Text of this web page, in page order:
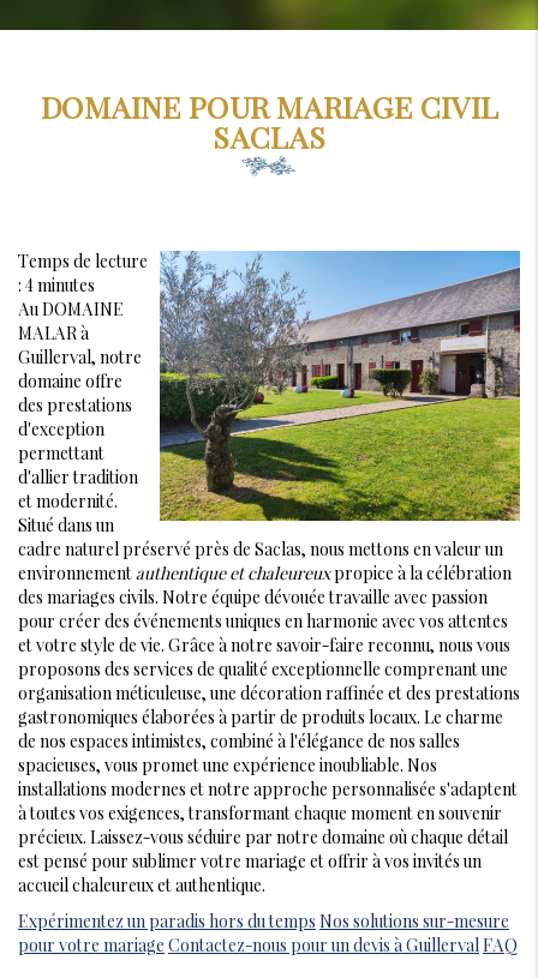
DOMAINE POUR MARIAGE CIVIL
SACLAS
Temps de lecture
: 4 minutes
Au DOMAINE
MALAR à
Guillerval, notre
domaine offre
des prestations
d'exception
permettant
d'allier tradition
et modernité.
Situé dans un
cadre naturel préservé près de Saclas, nous mettons en valeur un
environnement authentique et chaleureuxpropice à la célébration
des mariages civils. Notre équipe dévouée travaille avec passion
pour créer des événements uniques en harmonie avec vos attentes
et votre style de vie. Grâce à notre savoir-faire reconnu, nous vous
proposons des services de qualité exceptionnelle comprenant une
organisation méticuleuse, une décoration raffinée et des prestations
gastronomiques élaborées à partir de produits locaux. Le charme
de nos espaces intimistes, combiné à l'élégance de nos salles
spacieuses, vous promet une expérience inoubliable. Nos
installations modernes et notre approche personnalisée s'adaptent
à toutes vos exigences, transformant chaque moment en souvenir
précieux. Laissez-vous séduire par notre domaine où chaque détail
est pensé pour sublimer votre mariage et offrir à vos invités un
accueil chaleureux et authentique.
Expérimentez un paradis hors du temps Nos solutions sur-mesure
pour votre mariage Contactez-nous pour un devis à Guillerval FAQ